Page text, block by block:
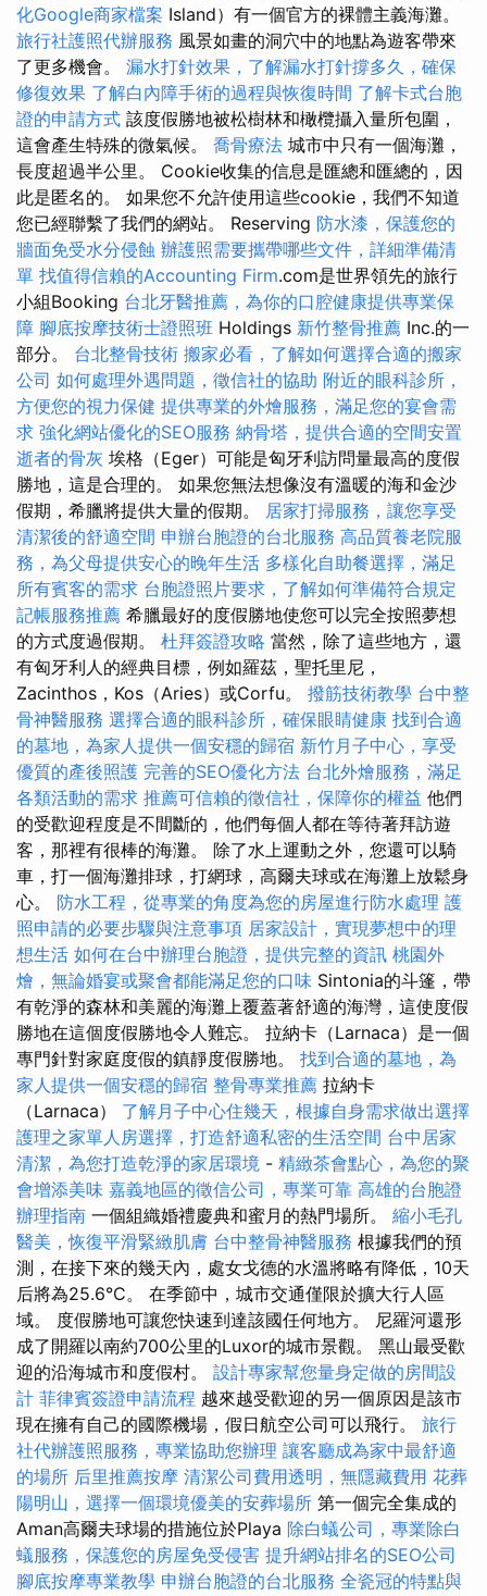
化Google商家檔案 Island）有一個官方的裸體主義海灘。
旅行社護照代辦服務 風景如畫的洞穴中的地點為遊客帶來
了更多機會。 漏水打針效果，了解漏水打針撐多久，確保
修復效果 了解白內障手術的過程與恢復時間 了解卡式台胞
證的申請方式 該度假勝地被松樹林和橄欖攝入量所包圍，
這會產生特殊的微氣候。 喬骨療法 城市中只有一個海灘，
長度超過半公里。 Cookie收集的信息是匯總和匯總的，因
此是匿名的。 如果您不允許使用這些cookie，我們不知道
您已經聯繫了我們的網站。 Reserving 防水漆，保護您的
牆面免受水分侵蝕 辦護照需要攜帶哪些文件，詳細準備清
單 找值得信賴的Accounting Firm.com是世界領先的旅行
小組Booking 台北牙醫推薦，為你的口腔健康提供專業保
障 腳底按摩技術士證照班 Holdings 新竹整骨推薦 Inc.的一
部分。 台北整骨技術 搬家必看，了解如何選擇合適的搬家
公司 如何處理外遇問題，徵信社的協助 附近的眼科診所，
方便您的視力保健 提供專業的外燴服務，滿足您的宴會需
求 強化網站優化的SEO服務 納骨塔，提供合適的空間安置
逝者的骨灰 埃格（Eger）可能是匈牙利訪問量最高的度假
勝地，這是合理的。 如果您無法想像沒有溫暖的海和金沙
假期，希臘將提供大量的假期。 居家打掃服務，讓您享受
清潔後的舒適空間 申辦台胞證的台北服務 高品質養老院服
務，為父母提供安心的晚年生活 多樣化自助餐選擇，滿足
所有賓客的需求 台胞證照片要求，了解如何準備符合規定
記帳服務推薦 希臘最好的度假勝地使您可以完全按照夢想
的方式度過假期。 杜拜簽證攻略 當然，除了這些地方，還
有匈牙利人的經典目標，例如羅茲，聖托里尼，
Zacinthos，Kos（Aries）或Corfu。 撥筋技術教學 台中整
骨神醫服務 選擇合適的眼科診所，確保眼睛健康 找到合適
的墓地，為家人提供一個安穩的歸宿 新竹月子中心，享受
優質的產後照護 完善的SEO優化方法 台北外燴服務，滿足
各類活動的需求 推薦可信賴的徵信社，保障你的權益 他們
的受歡迎程度是不間斷的，他們每個人都在等待著拜訪遊
客，那裡有很棒的海灘。 除了水上運動之外，您還可以騎
車，打一個海灘排球，打網球，高爾夫球或在海灘上放鬆身
心。 防水工程，從專業的角度為您的房屋進行防水處理 護
照申請的必要步驟與注意事項 居家設計，實現夢想中的理
想生活 如何在台中辦理台胞證，提供完整的資訊 桃園外
燴，無論婚宴或聚會都能滿足您的口味 Sintonia的斗篷，帶
有乾淨的森林和美麗的海灘上覆蓋著舒適的海灣，這使度假
勝地在這個度假勝地令人難忘。 拉納卡（Larnaca）是一個
專門針對家庭度假的鎮靜度假勝地。 找到合適的墓地，為
家人提供一個安穩的歸宿 整骨專業推薦 拉納卡
（Larnaca） 了解月子中心住幾天，根據自身需求做出選擇
護理之家單人房選擇，打造舒適私密的生活空間 台中居家
清潔，為您打造乾淨的家居環境 - 精緻茶會點心，為您的聚
會增添美味 嘉義地區的徵信公司，專業可靠 高雄的台胞證
辦理指南 一個組織婚禮慶典和蜜月的熱門場所。 縮小毛孔
醫美，恢復平滑緊緻肌膚 台中整骨神醫服務 根據我們的預
測，在接下來的幾天內，處女戈德的水溫將略有降低，10天
后將為25.6°C。 在季節中，城市交通僅限於擴大行人區
域。 度假勝地可讓您快速到達該國任何地方。 尼羅河還形
成了開羅以南約700公里的Luxor的城市景觀。 黑山最受歡
迎的沿海城市和度假村。 設計專家幫您量身定做的房間設
計 菲律賓簽證申請流程 越來越受歡迎的另一個原因是該市
現在擁有自己的國際機場，假日航空公司可以飛行。 旅行
社代辦護照服務，專業協助您辦理 讓客廳成為家中最舒適
的場所 后里推薦按摩 清潔公司費用透明，無隱藏費用 花葬
陽明山，選擇一個環境優美的安葬場所 第一個完全集成的
Aman高爾夫球場的措施位於Playa 除白蟻公司，專業除白
蟻服務，保護您的房屋免受侵害 提升網站排名的SEO公司
腳底按摩專業教學 申辦台胞證的台北服務 全瓷冠的特點與